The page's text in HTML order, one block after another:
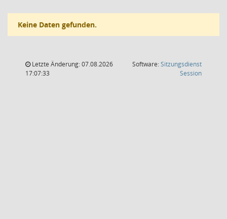
Keine Daten gefunden.
Letzte Änderung: 07.08.2026
17:07:33
Software:Sitzungsdienst
Session(Wird in